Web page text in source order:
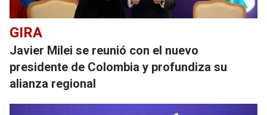
GIRA
Javier Milei se reunió con el nuevo
presidente de Colombia y profundiza su
alianza regional